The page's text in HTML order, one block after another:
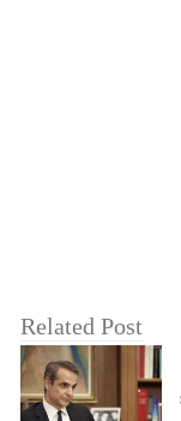
Related Post